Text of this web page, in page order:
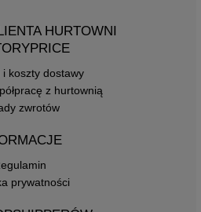
HURTOWNI
i koszty dostawy
z hurtownią
zwrotów
prywatności